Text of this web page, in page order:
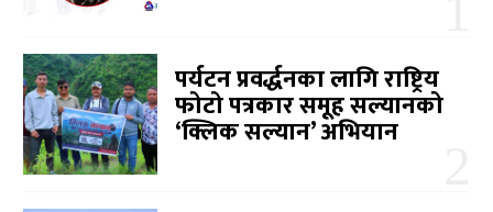
पर्यटन प्रवर्द्धनका लागि राष्ट्रिय
फोटो पत्रकार समूह सल्यानको
‘क्लिक सल्यान’ अभियान